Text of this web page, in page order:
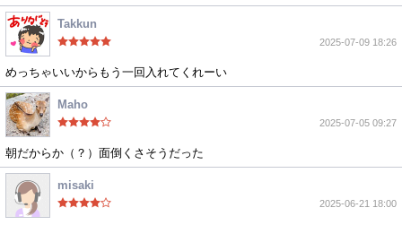
Takkun
2025-07-09 18:26
めっちゃいいからもう一回入れてくれーい
Maho
2025-07-05 09:27
朝だからか（？）面倒くさそうだった
misaki
2025-06-21 18:00